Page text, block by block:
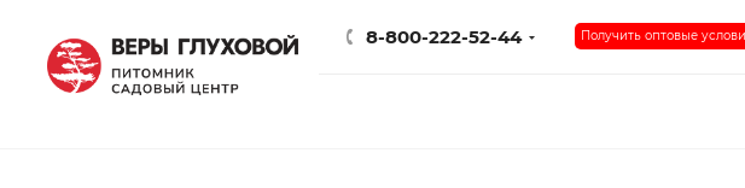
8-800-222-52-44 Получить оптовые